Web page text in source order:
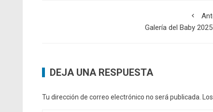
Galería del Baby
DEJA UNA RESPUESTA
Tu dirección de correo electrónico no será publicada.